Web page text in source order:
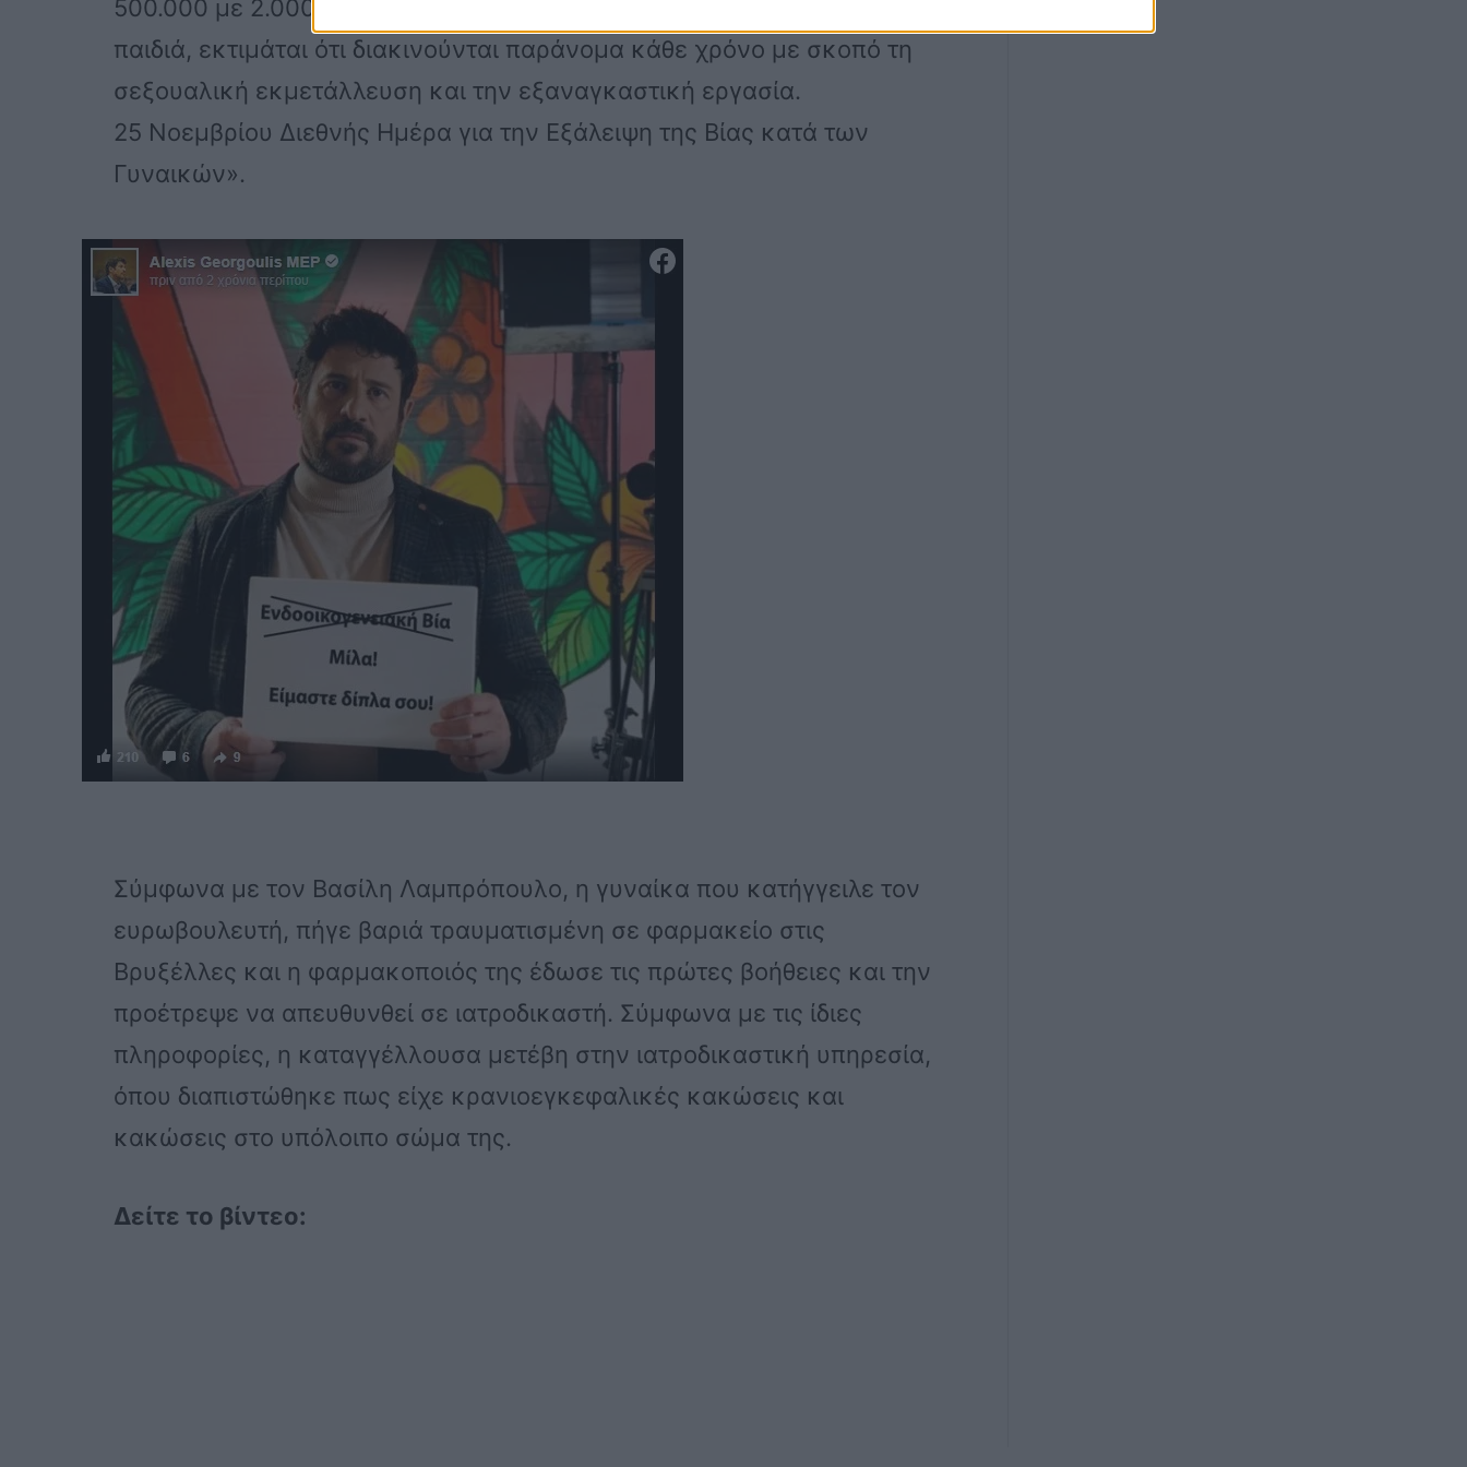
500.000 με 2.000.000 άνθρωποι στον κόσμο, κυρίως γυναίκες και
παιδιά, εκτιμάται ότι διακινούνται παράνομα κάθε χρόνο με σκοπό τη
σεξουαλική εκμετάλλευση και την εξαναγκαστική εργασία.
25 Νοεμβρίου Διεθνής Ημέρα για την Εξάλειψη της Βίας κατά των
Γυναικών».
Σύμφωνα με τον Βασίλη Λαμπρόπουλο, η γυναίκα που κατήγγειλε τον
ευρωβουλευτή, πήγε βαριά τραυματισμένη σε φαρμακείο στις
Βρυξέλλες και η φαρμακοποιός της έδωσε τις πρώτες βοήθειες και την
προέτρεψε να απευθυνθεί σε ιατροδικαστή. Σύμφωνα με τις ίδιες
πληροφορίες, η καταγγέλλουσα μετέβη στην ιατροδικαστική υπηρεσία,
όπου διαπιστώθηκε πως είχε κρανιοεγκεφαλικές κακώσεις και
κακώσεις στο υπόλοιπο σώμα της.
Δείτε το βίντεο: